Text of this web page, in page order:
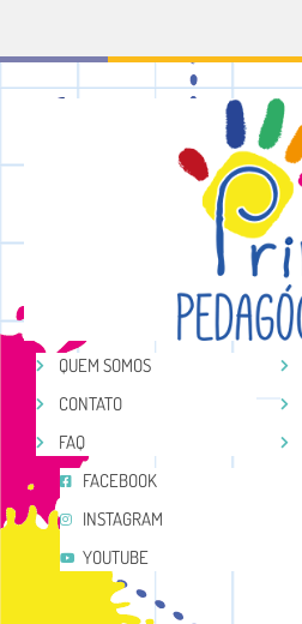
QUEM SOMOS
CONTATO
FAQ
FACEBOOK
INSTAGRAM
YOUTUBE